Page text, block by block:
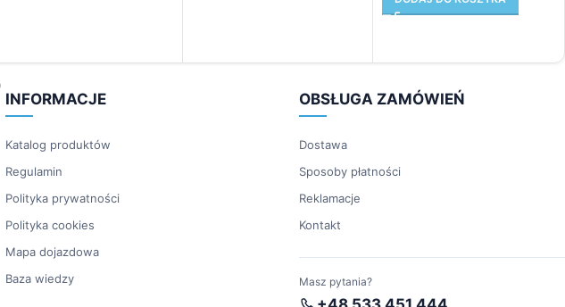
INFORMACJE
Katalog produktów
Regulamin
Polityka prywatności
Polityka cookies
Mapa dojazdowa
Baza wiedzy
OBSŁUGA ZAMÓWIEŃ
Dostawa
Sposoby płatności
Reklamacje
Kontakt
Masz pytania?